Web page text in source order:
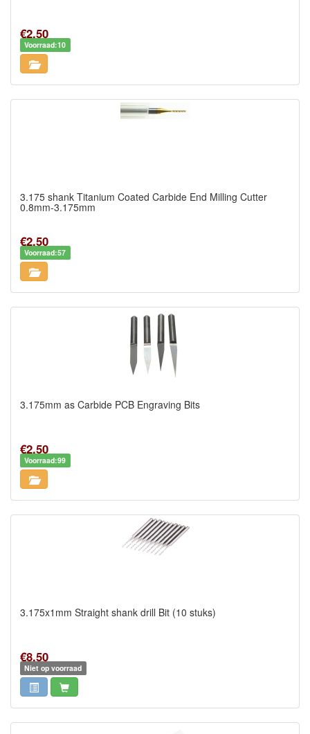
€2,50
Voorraad:10
3.175 shank Titanium Coated Carbide End Milling Cutter
0.8mm-3.175mm
€2,50
Voorraad:57
3.175mm as Carbide PCB Engraving Bits
€2,50
Voorraad:99
3.175x1mm Straight shank drill Bit (10 stuks)
€8,50
Niet op voorraad